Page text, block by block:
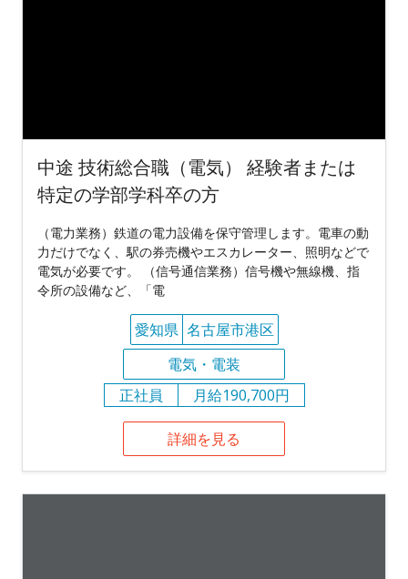
中途 技術総合職（電気） 経験者または
特定の学部学科卒の方
（電力業務）鉄道の電力設備を保守管理します。電車の動
力だけでなく、駅の券売機やエスカレーター、照明などで
電気が必要です。 （信号通信業務）信号機や無線機、指
令所の設備など、「電
愛知県 名古屋市港区
電気・電装
正社員
月給190,700円
詳細を見る